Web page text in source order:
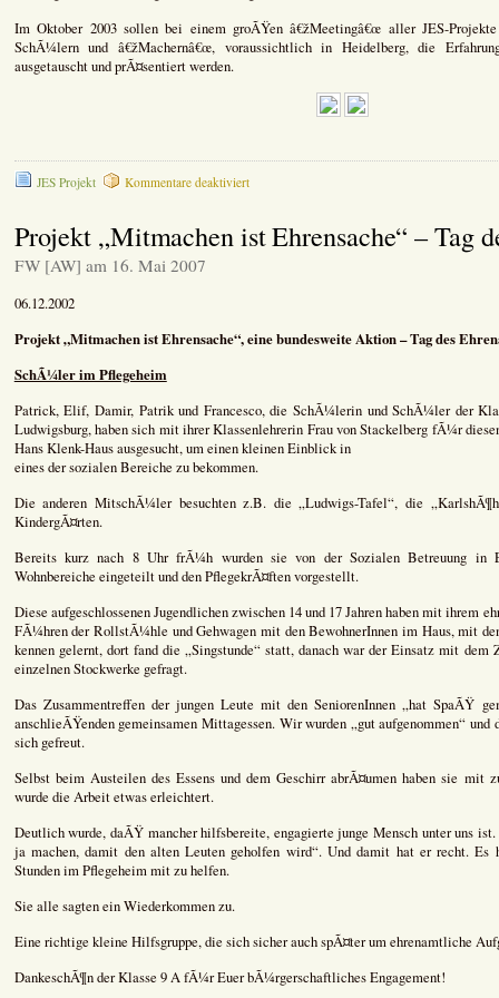
Im Oktober 2003 sollen bei einem groÃŸen â€žMeetingâ€œ aller JES-
SchÃ¼lern und â€žMachernâ€œ, voraussichtlich in Heidelberg, die
ausgetauscht und prÃ¤sentiert werden.
JES Projekt Kommentare deaktiviertfür
Bericht
Projekt „Mitmachen ist Ehrensache“ – Tag
FW [AW] am 16. Mai 2007
06.12.2002
Projekt „Mitmachen ist Ehrensache“, eine bundesweite Aktion – Tag des
SchÃ¼ler im Pflegeheim
Patrick, Elif, Damir, Patrik und Francesco, die SchÃ¼lerin und SchÃ¼ler der
Ludwigsburg, haben sich mit ihrer Klassenlehrerin Frau von Stackelberg fÃ¼r
Hans Klenk-Haus ausgesucht, um einen kleinen Einblick in
eines der sozialen Bereiche zu bekommen.
Die anderen MitschÃ¼ler besuchten z.B. die „Ludwigs-Tafel“, die
KindergÃ¤rten.
Bereits kurz nach 8 Uhr frÃ¼h wurden sie von der Sozialen Betreuung in
Wohnbereiche eingeteilt und den PflegekrÃ¤ften vorgestellt.
Diese aufgeschlossenen Jugendlichen zwischen 14 und 17 Jahren haben mit ihrem
FÃ¼hren der RollstÃ¼hle und Gehwagen mit den BewohnerInnen im Haus, mit
kennen gelernt, dort fand die „Singstunde“ statt, danach war der Einsatz mit
einzelnen Stockwerke gefragt.
Das Zusammentreffen der jungen Leute mit den SeniorenInnen „hat SpaÃŸ
anschlieÃŸenden gemeinsamen Mittagessen. Wir wurden „gut aufgenommen“ und
sich gefreut.
Selbst beim Austeilen des Essens und dem Geschirr abrÃ¤umen haben sie mit
wurde die Arbeit etwas erleichtert.
Deutlich wurde, daÃŸ mancher hilfsbereite, engagierte junge Mensch unter uns
ja machen, damit den alten Leuten geholfen wird“. Und damit hat er recht.
Stunden im Pflegeheim mit zu helfen.
Sie alle sagten ein Wiederkommen zu.
Eine richtige kleine Hilfsgruppe, die sich sicher auch spÃ¤ter um ehrenamtliche
DankeschÃ¶n der Klasse 9 A fÃ¼r Euer bÃ¼rgerschaftliches Engagement!